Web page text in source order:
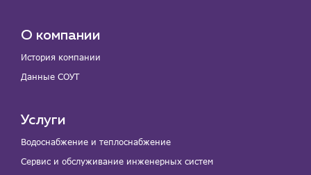
О компании
История компании
Данные СОУТ
Услуги
Водоснабжение и теплоснабжение
Сервис и обслуживание инженерных систем